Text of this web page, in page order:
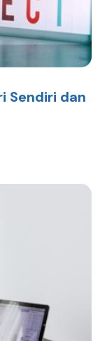
Sendiri dan